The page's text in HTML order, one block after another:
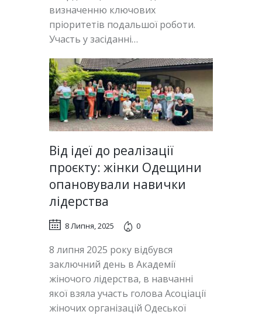
визначенню ключових
пріоритетів подальшої роботи.
Участь у засіданні…
Від ідеї до реалізації
проєкту: жінки Одещини
опановували навички
лідерства
8 Липня, 2025 0
8 липня 2025 року відбувся
заключний день в Академії
жіночого лідерства, в навчанні
якої взяла участь голова Асоціації
жіночих організацій Одеської